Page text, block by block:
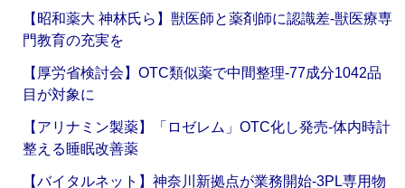
【昭和薬大 神林氏ら】獣医師と薬剤師に認識差‐獣医療専
門教育の充実を
【厚労省検討会】OTC類似薬で中間整理‐77成分1042品
目が対象に
【アリナミン製薬】「ロゼレム」OTC化し発売‐体内時計
整える睡眠改善薬
【バイタルネット】神奈川新拠点が業務開始‐3PL専用物